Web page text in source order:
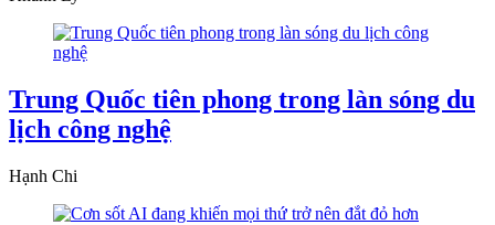
Trung Quốc tiên phong trong làn sóng du
lịch công nghệ
Hạnh Chi